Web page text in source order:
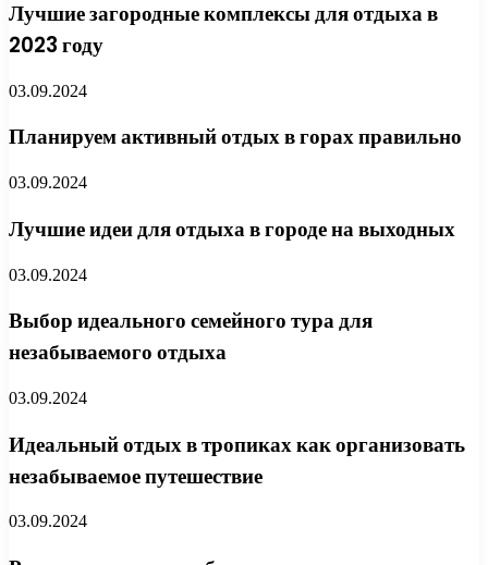
Лучшие загородные комплексы для отдыха в
2023 году
03.09.2024
Планируем активный отдых в горах правильно
03.09.2024
Лучшие идеи для отдыха в городе на выходных
03.09.2024
Выбор идеального семейного тура для
незабываемого отдыха
03.09.2024
Идеальный отдых в тропиках как организовать
незабываемое путешествие
03.09.2024